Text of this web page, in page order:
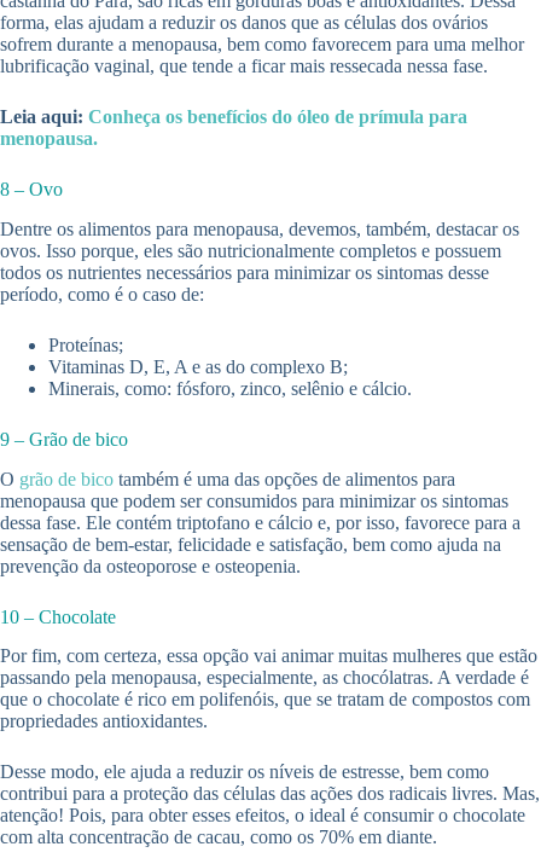
forma, elas ajudam a reduzir os danos que as células dos ovários
sofrem durante a menopausa, bem como favorecem para uma melhor
lubrificação vaginal, que tende a ficar mais ressecada nessa fase.
Leia aqui: Conheça os benefícios do óleo de prímula para
menopausa.
8 – Ovo
Dentre os alimentos para menopausa, devemos, também, destacar os
ovos. Isso porque, eles são nutricionalmente completos e possuem
todos os nutrientes necessários para minimizar os sintomas desse
período, como é o caso de:
Proteínas;
Vitaminas D, E, A e as do complexo B;
Minerais, como: fósforo, zinco, selênio e cálcio.
9 – Grão de bico
O grão de bico também é uma das opções de alimentos para
menopausa que podem ser consumidos para minimizar os sintomas
dessa fase. Ele contém triptofano e cálcio e, por isso, favorece para a
sensação de bem-estar, felicidade e satisfação, bem como ajuda na
prevenção da osteoporose e osteopenia.
10 – Chocolate
Por fim, com certeza, essa opção vai animar muitas mulheres que estão
passando pela menopausa, especialmente, as chocólatras. A verdade é
que o chocolate é rico em polifenóis, que se tratam de compostos com
propriedades antioxidantes.
Desse modo, ele ajuda a reduzir os níveis de estresse, bem como
contribui para a proteção das células das ações dos radicais livres. Mas,
atenção! Pois, para obter esses efeitos, o ideal é consumir o chocolate
com alta concentração de cacau, como os 70% em diante.